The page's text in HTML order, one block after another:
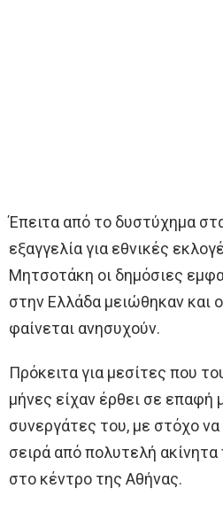
Έπειτα από το δυστύχημα
εξαγγελία για εθνικές
Μητσοτάκη οι δημόσιες
στην Ελλάδα μειώθηκαν και
φαίνεται ανησυχούν.
Πρόκειτα για μεσίτες που
μήνες είχαν έρθει σε επαφή
συνεργάτες του, με στόχο
σειρά από πολυτελή ακίνητα
στο κέντρο της Αθήνας.